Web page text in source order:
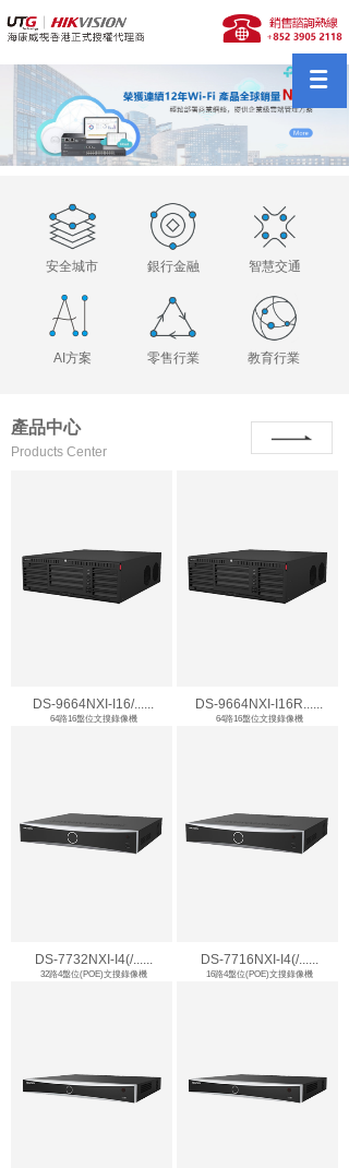
零售行業 教育行業
AI方案
智慧交通
銀行金融
安全城市
DS-9664NXI-I16/......
64路16盤位文搜錄像機
DS-9664NXI-I16R......
64路16盤位文搜錄像機
DS-7732NXI-I4(/......
32路4盤位(POE)文搜錄像機
DS-7716NXI-I4(/......
16路4盤位(POE)文搜錄像機
Products Center
產品中心